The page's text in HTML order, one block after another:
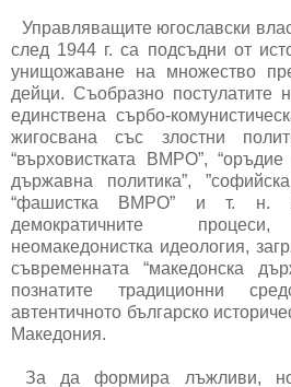
Управляващите югославски
след 1944 г. са подсъдни от
унищожаване на множество
дейци. Съобразно постулатите
единствена сърбо-
жигосвана със злостни
“върховистката ВМРО”, “оръдие
държавна политика”,
“фашистка ВМРО” и т. н.
демократичните процеси,
неомакедонистка идеология,
съвременната “македонска
познатите традиционни
автентичното българско
Македония.
За да формира лъжливи, но